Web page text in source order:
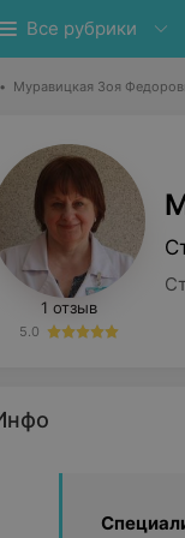
Все рубрики
• Муравицкая Зоя
1 отзыв
5.0